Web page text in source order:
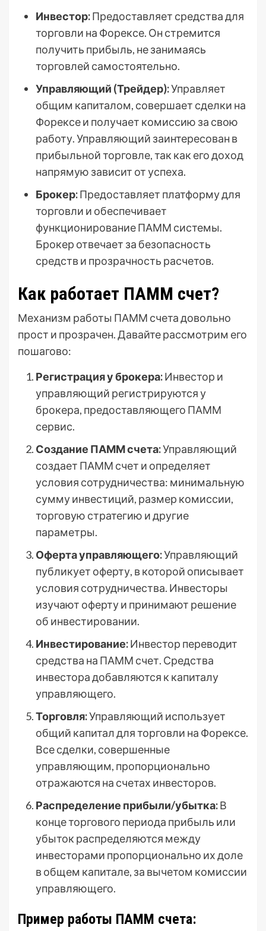
Инвестор:Предоставляет средства для
торговли на Форексе. Он стремится
получить прибыль, не занимаясь
торговлей самостоятельно.
Управляющий (Трейдер):Управляет
общим капиталом, совершает сделки на
Форексе и получает комиссию за свою
работу. Управляющий заинтересован в
прибыльной торговле, так как его доход
напрямую зависит от успеха.
Брокер:Предоставляет платформу для
торговли и обеспечивает
функционирование ПАММ системы.
Брокер отвечает за безопасность
средств и прозрачность расчетов.
Как работает ПАММ счет?
Механизм работы ПАММ счета довольно
прост и прозрачен. Давайте рассмотрим его
пошагово:
Регистрация у брокера:Инвестор и
управляющий регистрируются у
брокера, предоставляющего ПАММ
сервис.
Создание ПАММ счета:Управляющий
создает ПАММ счет и определяет
условия сотрудничества: минимальную
сумму инвестиций, размер комиссии,
торговую стратегию и другие
параметры.
Оферта управляющего:Управляющий
публикует оферту, в которой описывает
условия сотрудничества. Инвесторы
изучают оферту и принимают решение
об инвестировании.
Инвестирование:Инвестор переводит
средства на ПАММ счет. Средства
инвестора добавляются к капиталу
управляющего.
Торговля:Управляющий использует
общий капитал для торговли на Форексе.
Все сделки, совершенные
управляющим, пропорционально
отражаются на счетах инвесторов.
Распределение прибыли/убытка:В
конце торгового периода прибыль или
убыток распределяются между
инвесторами пропорционально их доле
в общем капитале, за вычетом комиссии
управляющего.
Пример работы ПАММ счета: